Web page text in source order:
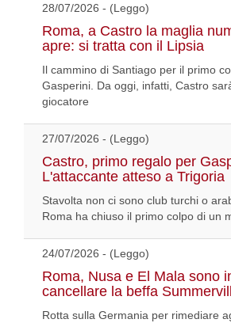
28/07/2026 - (Leggo)
Roma, a Castro la maglia
apre: si tratta con il Lipsia
Il cammino di Santiago per il primo
Gasperini. Da oggi, infatti, Castro
giocatore
27/07/2026 - (Leggo)
Castro, primo regalo per
L'attaccante atteso a Trigoria
Stavolta non ci sono club turchi o
Roma ha chiuso il primo colpo di un
24/07/2026 - (Leggo)
Roma, Nusa e El Mala sono
cancellare la beffa
Rotta sulla Germania per rimediare